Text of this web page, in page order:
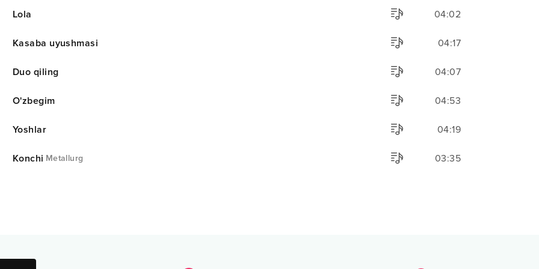
Lola 04:02
Kasaba uyushmasi 04:17
Duo qiling 04:07
O'zbegim 04:53
Yoshlar 04:19
Konchi Metallurg 03:35